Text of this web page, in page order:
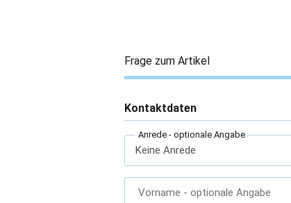
Frage zum Artikel
Kontaktdaten
Anrede - optionale Angabe
Vorname - optionale Angabe